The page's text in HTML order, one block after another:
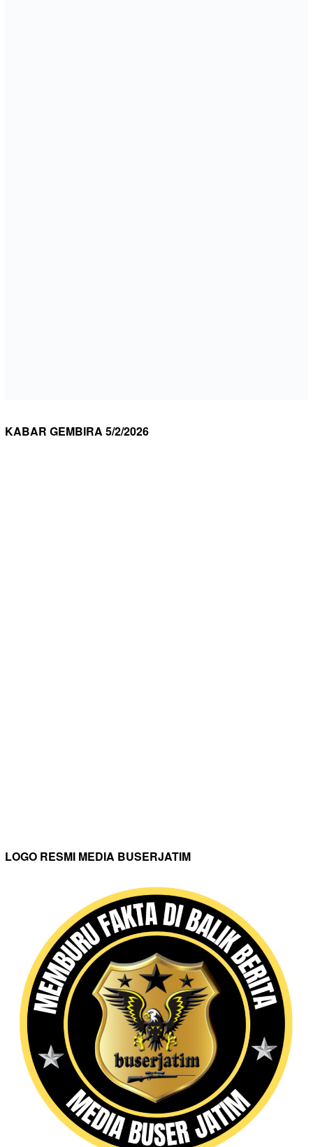
KABAR GEMBIRA 5/2/2026
LOGO RESMI MEDIA BUSERJATIM